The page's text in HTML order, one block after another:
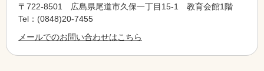
〒722-8501
広島県尾道市久保一丁目15-1 教育会館1階
Tel：(0848)20-7455
メールでのお問い合わせはこちら